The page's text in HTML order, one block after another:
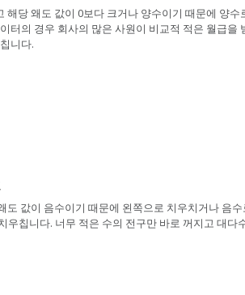
당 왜도 값이 0보다 크거나 양수이기 때문에 양수
터의 경우 회사의 많은 사원이 비교적 적은 월급을
니다.
값이 음수이기 때문에 왼쪽으로 치우치거나 음
우칩니다. 너무 적은 수의 전구만 바로 꺼지고 대다